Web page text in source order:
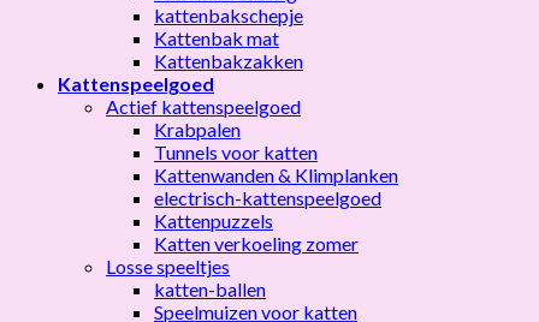
kattenbakschepje
Kattenbak mat
Kattenbakzakken
Kattenspeelgoed
Actief kattenspeelgoed
Krabpalen
Tunnels voor katten
Kattenwanden & Klimplanken
electrisch-kattenspeelgoed
Kattenpuzzels
Katten verkoeling zomer
Losse speeltjes
katten-ballen
Speelmuizen voor katten